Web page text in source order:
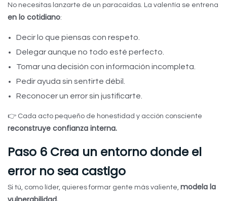
No necesitas lanzarte de un paracaídas. La valentía se entrena
en lo cotidiano:
Decir lo que piensas con respeto.
Delegar aunque no todo esté perfecto.
Tomar una decisión con información incompleta.
Pedir ayuda sin sentirte débil.
Reconocer un error sin justificarte.
👉 Cada acto pequeño de honestidad y acción consciente
reconstruye confianza interna.
Paso 6 Crea un entorno donde el
error no sea castigo
Si tú, como líder, quieres formar gente más valiente, modela la